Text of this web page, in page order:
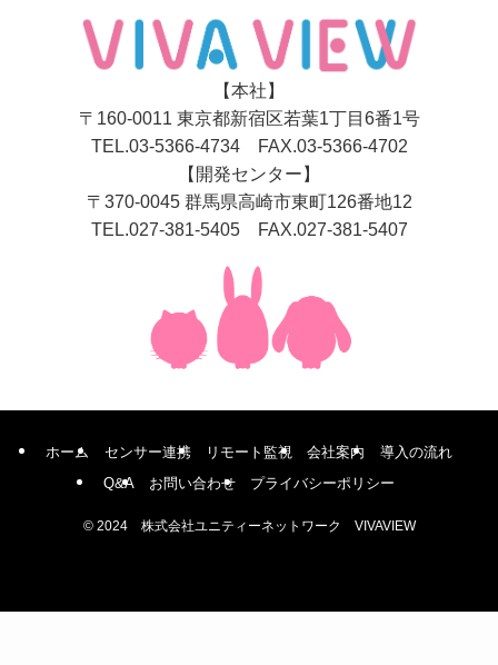
【本社】
〒160-0011 東京都新宿区若葉1丁目6番1号
TEL.03-5366-4734 FAX.03-5366-4702
【開発センター】
〒370-0045 群馬県高崎市東町126番地12
TEL.027-381-5405 FAX.027-381-5407
ホーム センサー連携 リモート監視 会社案内
導入の流れ
Q&A
お問い合わせ プライバシーポリシー
©2024 株式会社ユニティーネットワーク VIVAVIEW